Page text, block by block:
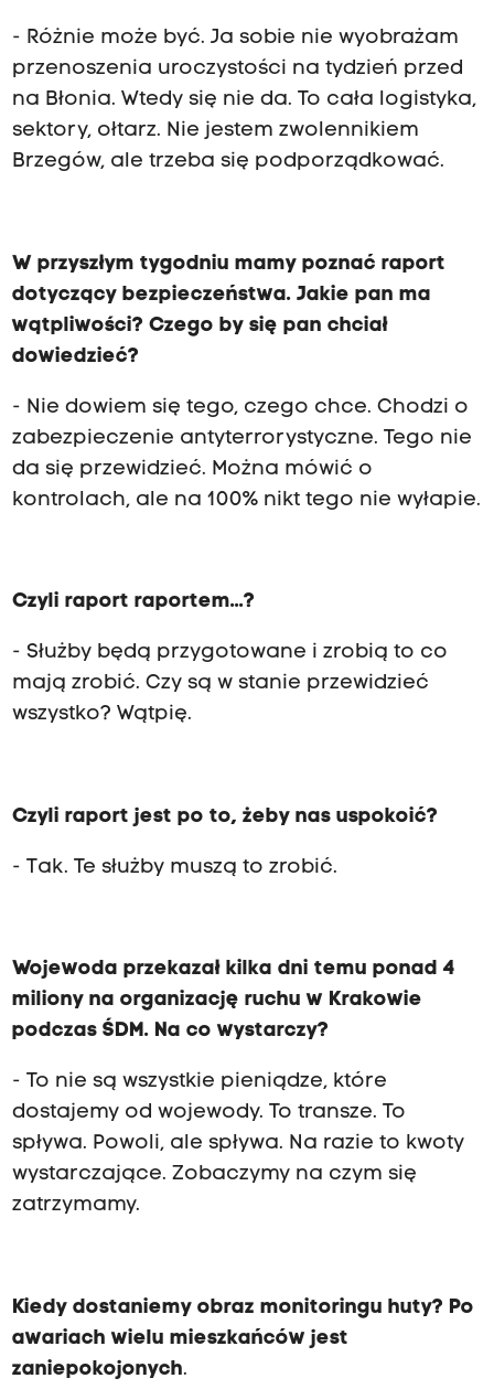
- Różnie może być. Ja sobie nie wyobrażam
przenoszenia uroczystości na tydzień przed
na Błonia. Wtedy się nie da. To cała logistyka,
sektory, ołtarz. Nie jestem zwolennikiem
Brzegów, ale trzeba się podporządkować.
W przyszłym tygodniu mamy poznać raport
dotyczący bezpieczeństwa. Jakie pan ma
wątpliwości? Czego by się pan chciał
dowiedzieć?
- Nie dowiem się tego, czego chce. Chodzi o
zabezpieczenie antyterrorystyczne. Tego nie
da się przewidzieć. Można mówić o
kontrolach, ale na 100% nikt tego nie wyłapie.
Czyli raport raportem...?
- Służby będą przygotowane i zrobią to co
mają zrobić. Czy są w stanie przewidzieć
wszystko? Wątpię.
Czyli raport jest po to, żeby nas uspokoić?
- Tak. Te służby muszą to zrobić.
Wojewoda przekazał kilka dni temu ponad 4
miliony na organizację ruchu w Krakowie
podczas ŚDM. Na co wystarczy?
- To nie są wszystkie pieniądze, które
dostajemy od wojewody. To transze. To
spływa. Powoli, ale spływa. Na razie to kwoty
wystarczające. Zobaczymy na czym się
zatrzymamy.
Kiedy dostaniemy obraz monitoringu huty? Po
awariach wielu mieszkańców jest
zaniepokojonych.